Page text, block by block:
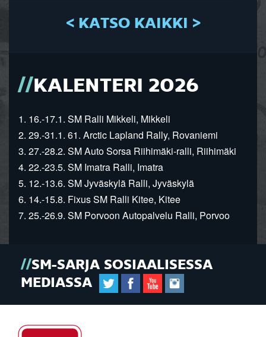
< KATSO KAIKKI >
KALENTERI 2026
1. 16.-17.1. SM Ralli Mikkeli, Mikkeli
2. 29.-31.1. 61. Arctic Lapland Rally, Rovaniemi
3. 27.-28.2. SM Auto Sorsa Riihimäki-ralli, Riihimäki
4. 22.-23.5. SM Imatra Ralli, Imatra
5. 12.-13.6. SM Jyväskylä Ralli, Jyväskylä
6. 14.-15.8. Fixus SM Ralli Kitee, Kitee
7. 25.-26.9. SM Porvoon Autopalvelu Ralli, Porvoo
SM-SARJA SOSIAALISESSA
MEDIASSA